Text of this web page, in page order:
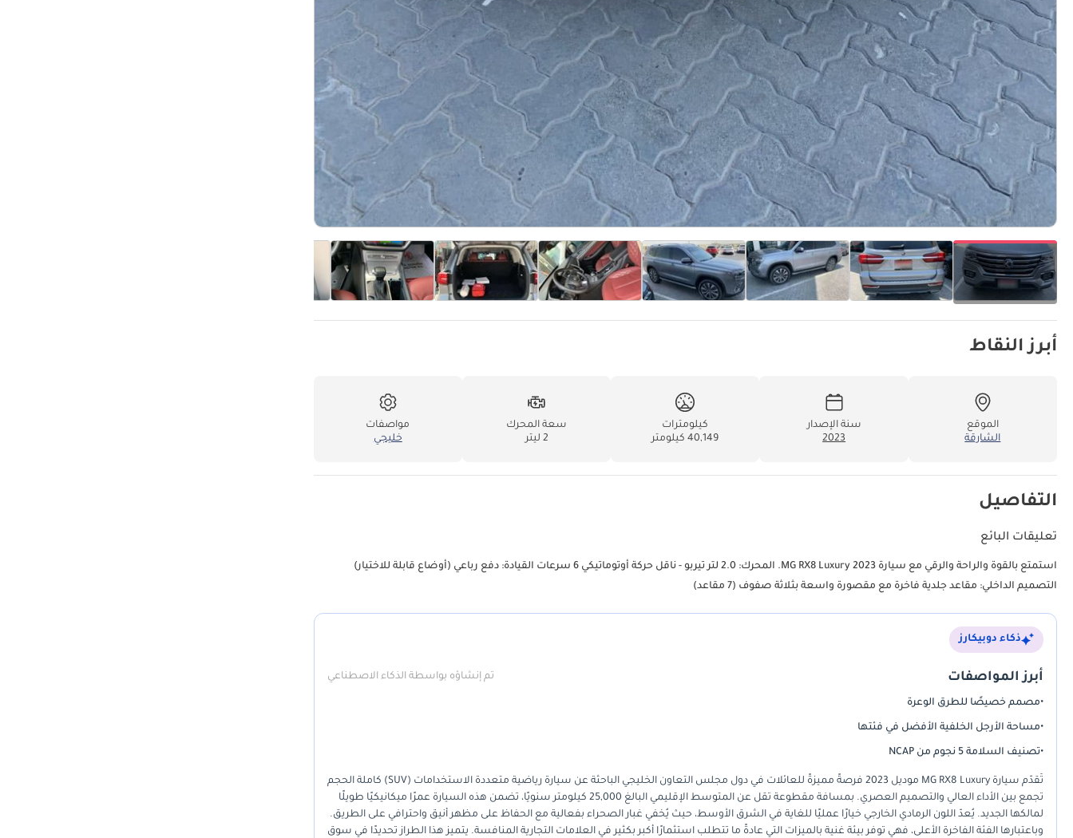
أبرز النقاط
الموقع
الشارقة
سنة الإصدار
2023
كيلومترات
40,149 كيلومتر
سعة المحرك
2 ليتر
مواصفات
خليجي
التفاصيل
تعليقات البائع
استمتع بالقوة والراحة والرقي مع سيارة MG RX8 Luxury 2023. المحرك: 2.0 لتر تيربو - ناقل حركة أوتوماتيكي 6 سرعات القيادة: دفع رباعي (أوضاع قابلة للاختيار)
التصميم الداخلي: مقاعد جلدية فاخرة مع مقصورة واسعة بثلاثة صفوف (7 مقاعد)
ذكاء دوبيكارز
أبرز المواصفات تم إنشاؤه بواسطة الذكاء الاصطناعي
•مصمم خصيصًا للطرق الوعرة
•مساحة الأرجل الخلفية الأفضل في فئتها
•تصنيف السلامة 5 نجوم من NCAP
تُقدّم سيارة MG RX8 Luxury موديل 2023 فرصةً مميزةً للعائلات في دول مجلس التعاون الخليجي الباحثة عن سيارة رياضية متعددة الاستخدامات (SUV) كاملة الحجم
تجمع بين الأداء العالي والتصميم العصري. بمسافة مقطوعة تقل عن المتوسط الإقليمي البالغ 25,000 كيلومتر سنويًا، تضمن هذه السيارة عمرًا ميكانيكيًا طويلًا
لمالكها الجديد. يُعدّ اللون الرمادي الخارجي خيارًا عمليًا للغاية في الشرق الأوسط، حيث يُخفي غبار الصحراء بفعالية مع الحفاظ على مظهر أنيق واحترافي على الطريق.
وباعتبارها الفئة الفاخرة الأعلى، فهي توفر بيئة غنية بالميزات التي عادةً ما تتطلب استثمارًا أكبر بكثير في العلامات التجارية المنافسة. يتميز هذا الطراز تحديدًا في سوق